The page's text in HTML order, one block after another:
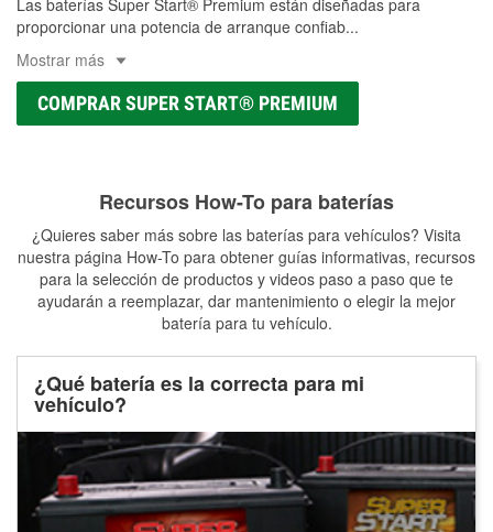
proporcionar una potencia de arranque confiab...
Mostrar más
COMPRAR SUPER START® PREMIUM
Recursos How-To para baterías
¿Quieres saber más sobre las baterías para vehículos? Visita
nuestra página How-To para obtener guías informativas, recursos
para la selección de productos y videos paso a paso que te
ayudarán a reemplazar, dar mantenimiento o elegir la mejor
batería para tu vehículo.
¿Qué batería es la correcta para mi
vehículo?